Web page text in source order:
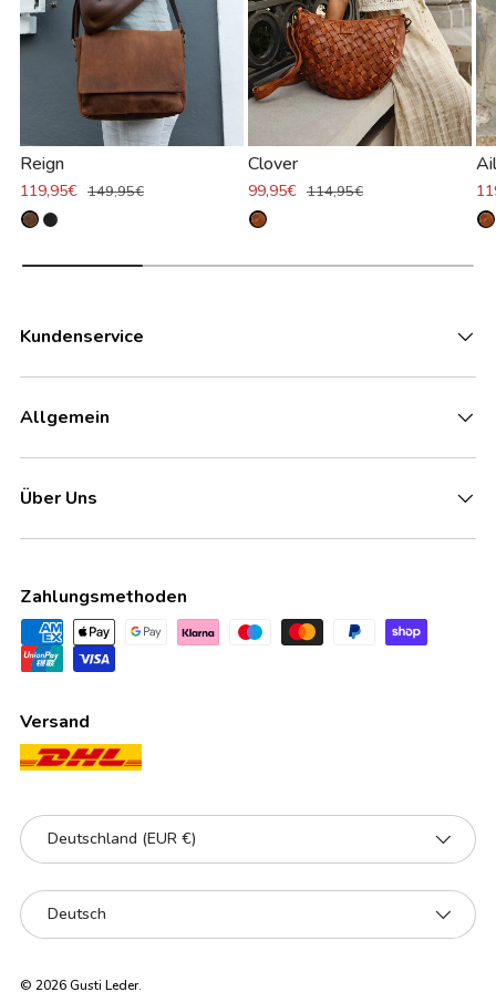
Reign
119,95€ 149,95€
Clover
99,95€ 114,95€
Kundenservice
Allgemein
Über Uns
Zahlungsmethoden
Versand
Land/Region
Deutschland (EUR €)
Sprache
Deutsch
© 2026Gusti Leder.